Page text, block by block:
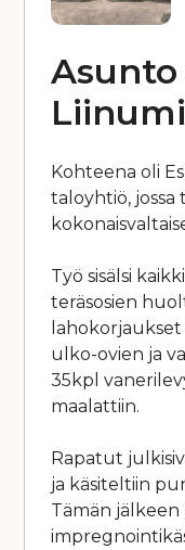
Asunto
Liinumi
Kohteena oli
taloyhtiö,
Työ sisälsi
teräsosien
ulko-ovien ja
35kpl
maalattiin.
Rapatut
ja käsiteltiin
Tämän jälkeen